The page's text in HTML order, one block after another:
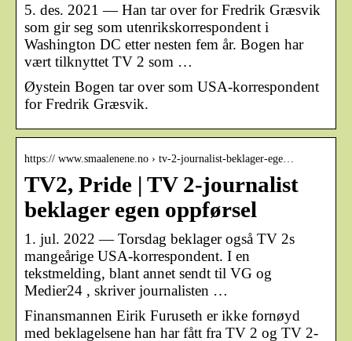
5. des. 2021 — Han tar over for Fredrik Græsvik
som gir seg som utenrikskorrespondent i
Washington DC etter nesten fem år. Bogen har
vært tilknyttet TV 2 som …
Øystein Bogen tar over som USA-korrespondent
for Fredrik Græsvik.
https:// www.smaalenene.no › tv-2-journalist-beklager-ege…
TV2, Pride | TV 2-journalist
beklager egen oppførsel
1. jul. 2022 — Torsdag beklager også TV 2s
mangeårige USA-korrespondent. I en
tekstmelding, blant annet sendt til VG og
Medier24 , skriver journalisten …
Finansmannen Eirik Furuseth er ikke fornøyd
med beklagelsene han har fått fra TV 2 og TV 2-